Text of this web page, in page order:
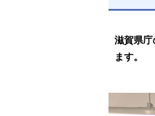
滋賀県庁
ます。